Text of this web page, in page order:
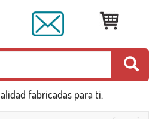
fabricadas para ti.